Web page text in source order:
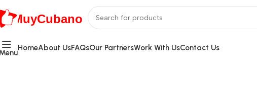
MuyCubano
HomeAbout UsFAQsOur PartnersWork With UsContact Us